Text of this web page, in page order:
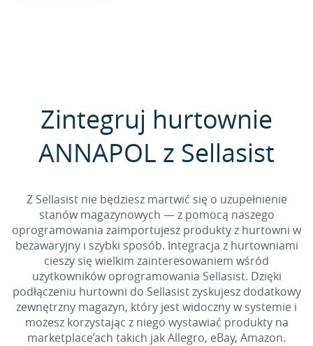
Zintegruj hurtownie
ANNAPOL z Sellasist
Z Sellasist nie będziesz martwić się o uzupełnienie
stanów magazynowych — z pomocą naszego
oprogramowania zaimportujesz produkty z hurtowni w
bezawaryjny i szybki sposób. Integracja z hurtowniami
cieszy się wielkim zainteresowaniem wśród
użytkowników oprogramowania Sellasist. Dzięki
podłączeniu hurtowni do Sellasist zyskujesz dodatkowy
zewnętrzny magazyn, który jest widoczny w systemie i
możesz korzystając z niego wystawiać produkty na
marketplace’ach takich jak Allegro, eBay, Amazon.